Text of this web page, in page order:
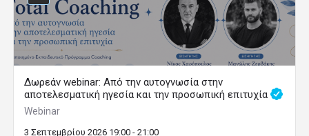
Δωρεάν webinar: Από την αυτογνωσία στην
αποτελεσματική ηγεσία και την προσωπική επιτυχία
Webinar
3 Σεπτεμβρίου 2026 19:00 - 21:00